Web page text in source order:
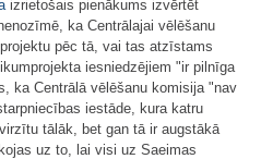
izrietošais pienākums izvērtēt
ka Centrālajai vēlēšanu
pēc tā, vai tas atzīstams
iesniedzējiem "ir pilnīga
ka Centrālā vēlēšanu komisija "nav
iestāde, kura katru
tālāk, bet gan tā ir augstākā
uz to, lai visi uz Saeimas